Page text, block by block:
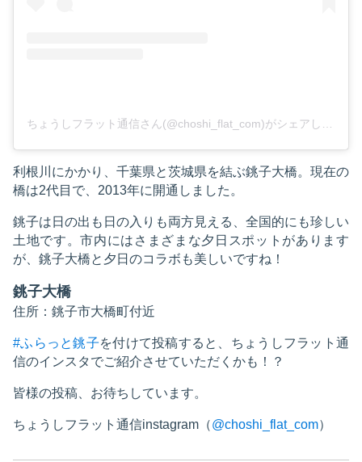
利根川にかかり、千葉県と茨城県を結ぶ銚子大橋。現在の
橋は2代目で、2013年に開通しました。
銚子は日の出も日の入りも両方見える、全国的にも珍しい
土地です。市内にはさまざまな夕日スポットがあります
が、銚子大橋と夕日のコラボも美しいですね！
銚子大橋
住所：銚子市大橋町付近
#ふらっと銚子を付けて投稿すると、ちょうしフラット通
信のインスタでご紹介させていただくかも！？
皆様の投稿、お待ちしています。
ちょうしフラット通信instagram（@choshi_flat_com）